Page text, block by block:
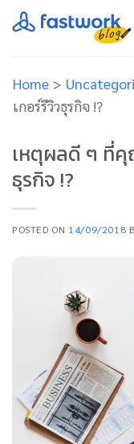
Skip
to
Home >
เกอร์รีวิวธุรกิจ !?
เหตุผลดี ๆ ที่
ธุรกิจ !?
POSTED ON 14/09/2018